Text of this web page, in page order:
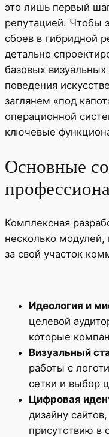
это лишь первый
репутацией. Чтобы
сбоев в гибридной
детально
базовых
поведения
заглянем «под
операционной
ключевые
Основные
Комплексная
несколько
за свой участок
Идеология и
целевой
которые
Визуальный
работы с
сетки и выбор
Цифровая
дизайну
присутствию в